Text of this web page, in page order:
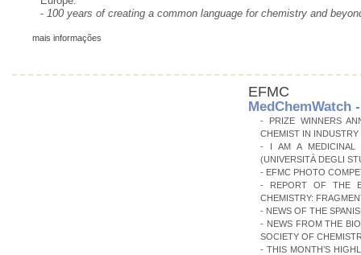
- 100 years of creating a common language for chemistry and
mais informações
EFMC
MedChemWatch
- PRIZE WINNERS
CHEMIST IN INDUSTRY
- I AM A MEDICINAL
(UNIVERSITÀ DEGLI
- EFMC PHOTO
- REPORT OF THE
CHEMISTRY:
- NEWS OF THE
- NEWS FROM THE
SOCIETY OF
- THIS MONTH’S